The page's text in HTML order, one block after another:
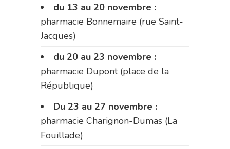
du 13 au 20 novembre :
pharmacie Bonnemaire (rue Saint-
Jacques)
du 20 au 23 novembre :
pharmacie Dupont (place de la
République)
Du 23 au 27 novembre :
pharmacie Charignon-Dumas (La
Fouillade)